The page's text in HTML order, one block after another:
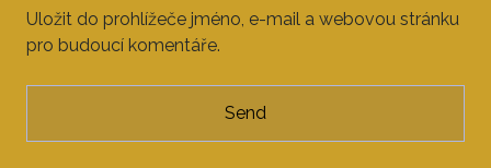
Uložit do prohlížeče jméno, e-mail a webovou stránku
pro budoucí komentáře.